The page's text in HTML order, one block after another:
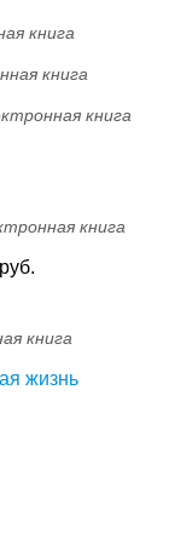
книга
книга
книга
книга
книга
жизнь